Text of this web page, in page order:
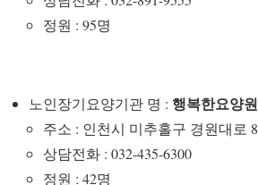
정원 : 95명
노인장기요양기관 명 : 행복한요양원
주소 : 인천시 미추홀구 경원대로
상담전화 : 032-435-6300
정원 : 42명